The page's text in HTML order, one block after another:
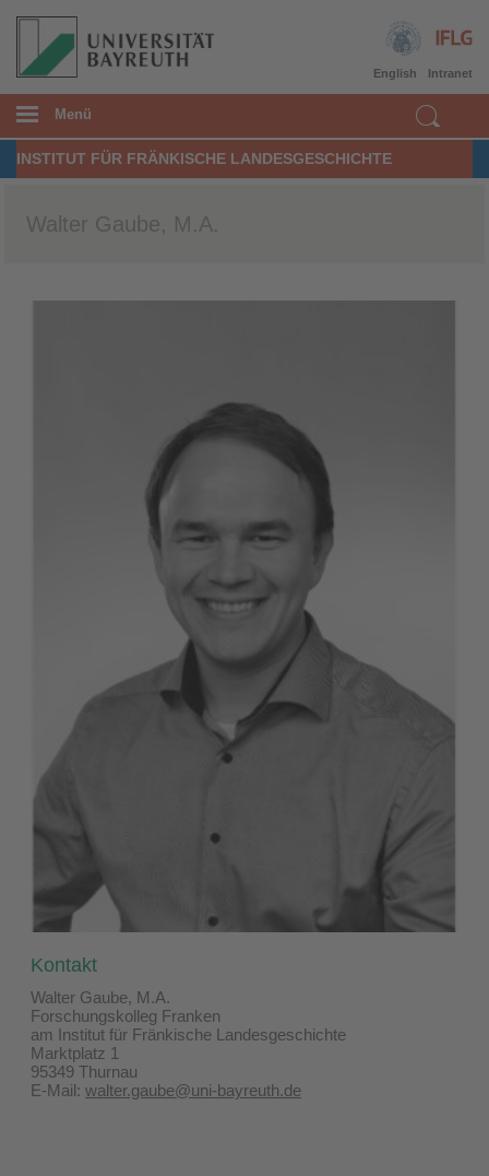
Intranet
English
Menü
INSTITUT FÜR FRÄNKISCHE LANDESGESCHICHTE
​Walter Gaube, M.A.
Kontakt
Walter Gaube, M.A.
Forschungskolleg Franken
am Institut für Fränkische Landesgeschichte
Marktplatz 1
95349 Thurnau
E-Mail: walter.gaube@uni-bayreuth.de